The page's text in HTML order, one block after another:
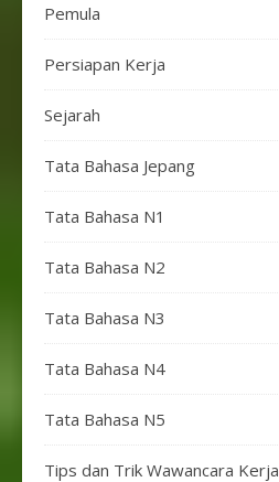
Pemula
Persiapan Kerja
Sejarah
Tata Bahasa Jepang
Tata Bahasa N1
Tata Bahasa N2
Tata Bahasa N3
Tata Bahasa N4
Tata Bahasa N5
Tips dan Trik Wawancara Kerja